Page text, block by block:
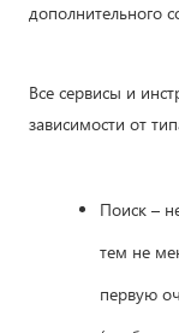
дополнительного
Все сервисы и
зависимости от
Поиск –
тем не
первую